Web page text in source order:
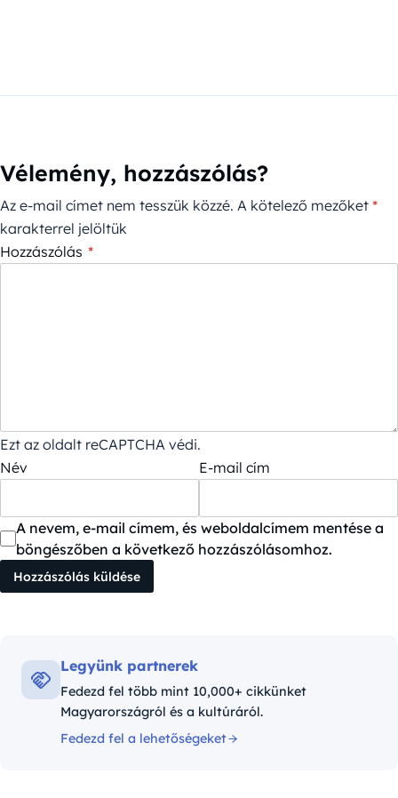
Vélemény, hozzászólás?
Az e-mail címet nem tesszük közzé. A kötelező mezőket *
karakterrel jelöltük
Hozzászólás *
Ezt az oldalt reCAPTCHA védi.
Név
E-mail cím
A nevem, e-mail címem, és weboldalcímem mentése a
böngészőben a következő hozzászólásomhoz.
Legyünk partnerek
Fedezd fel több mint 10,000+ cikkünket
Magyarországról és a kultúráról.
Fedezd fel a lehetőségeket